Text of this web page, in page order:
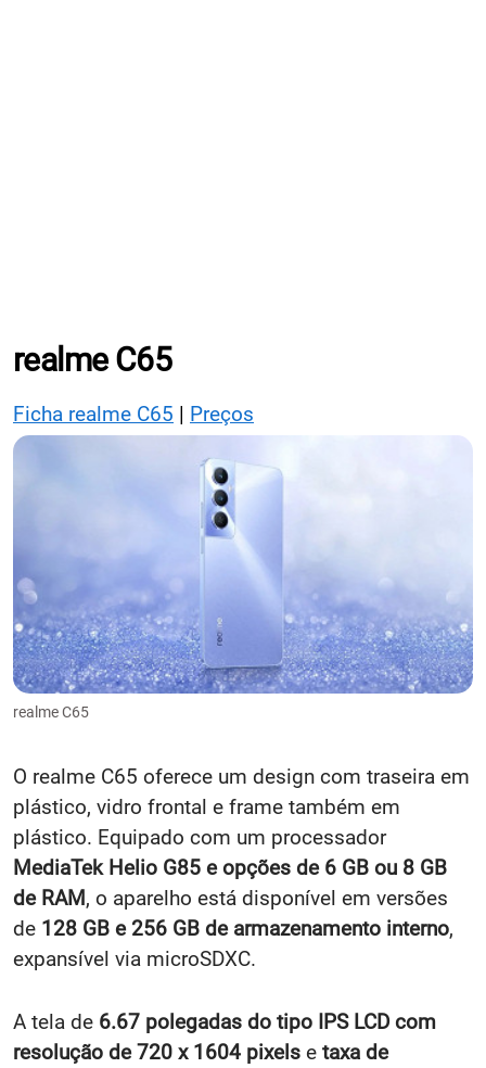
realme C65
Ficha realme C65 | Preços
realme C65
O realme C65 oferece um design com traseira em
plástico, vidro frontal e frame também em
plástico. Equipado com um processador
MediaTek Helio G85 e opções de 6 GB ou 8 GB
de RAM, o aparelho está disponível em versões
de 128 GB e 256 GB de armazenamento interno,
expansível via microSDXC.
A tela de 6.67 polegadas do tipo IPS LCD com
resolução de 720 x 1604 pixels e taxa de